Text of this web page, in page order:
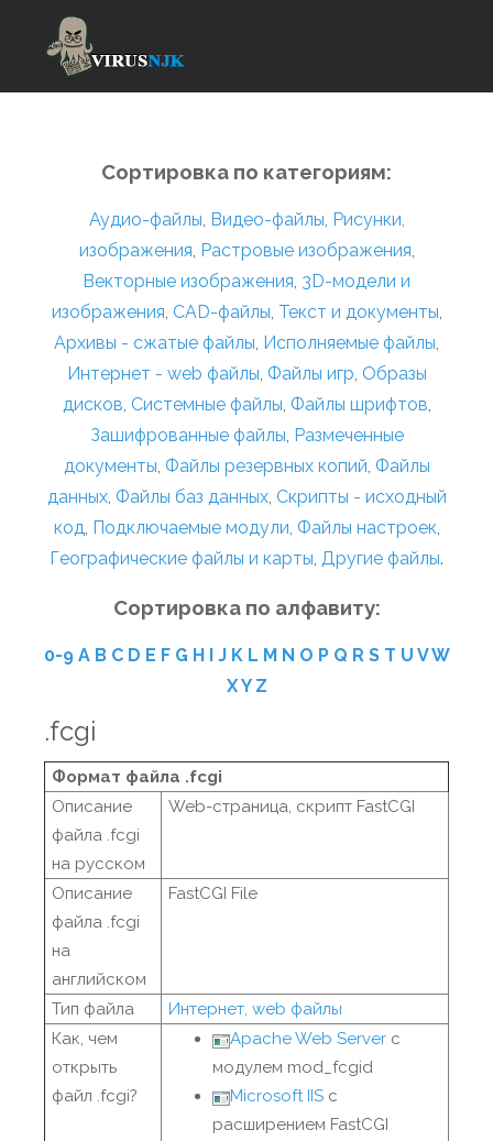
Сортировка по категориям:
Аудио-файлы, Видео-файлы, Рисунки,
изображения, Растровые изображения,
Векторные изображения, 3D-модели и
изображения, CAD-файлы, Текст и документы,
Архивы - сжатые файлы, Исполняемые файлы,
Интернет - web файлы, Файлы игр, Образы
дисков, Системные файлы, Файлы шрифтов,
Зашифрованные файлы, Размеченные
документы, Файлы резервных копий, Файлы
данных, Файлы баз данных, Скрипты - исходный
код, Подключаемые модули, Файлы настроек,
Географические файлы и карты, Другие файлы.
Сортировка по алфавиту:
0-9 A B C D E F G H I J K L M N O P Q R S T U VW
XY Z
.fcgi
Формат файла .fcgi
Описание
файла .fcgi
на русском
Web-страница, скрипт FastCGI
Описание
файла .fcgi
на
английском
FastCGI File
Тип файла
Интернет, web файлы
Как, чем
открыть
файл .fcgi?
Apache Web Server с
модулем mod_fcgid
Microsoft IIS с
расширением FastCGI